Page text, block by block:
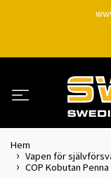
Hem
Vapen för
COP Kobutan